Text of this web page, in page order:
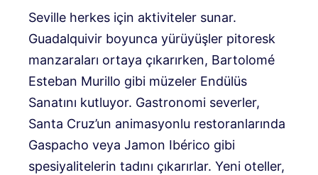
Seville herkes için aktiviteler sunar.
Guadalquivir boyunca yürüyüşler pitoresk
manzaraları ortaya çıkarırken, Bartolomé
Esteban Murillo gibi müzeler Endülüs
Sanatını kutluyor. Gastronomi severler,
Santa Cruz’un animasyonlu restoranlarında
Gaspacho veya Jamon Ibérico gibi
spesiyalitelerin tadını çıkarırlar. Yeni oteller,